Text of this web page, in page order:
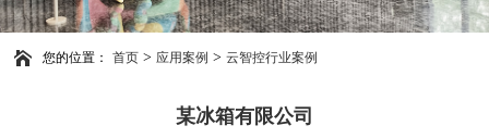
您的位置： 首页 > 应用案例 >云智控行业案例
某冰箱有限公司